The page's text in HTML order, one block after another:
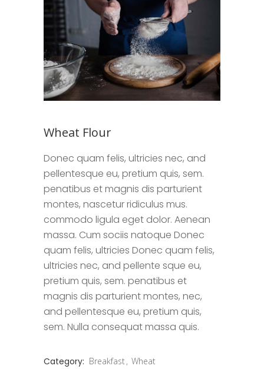
Wheat Flour
Donec quam felis, ultricies nec, and
pellentesque eu, pretium quis, sem.
penatibus et magnis dis parturient
montes, nascetur ridiculus mus.
commodo ligula eget dolor. Aenean
massa. Cum sociis natoque Donec
quam felis, ultricies Donec quam felis,
ultricies nec, and pellente sque eu,
pretium quis, sem. penatibus et
magnis dis parturient montes, nec,
and pellentesque eu, pretium quis,
sem. Nulla consequat massa quis.
Category: Breakfast Wheat